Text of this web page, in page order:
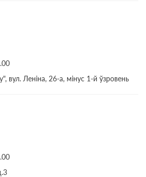
вул. Леніна, 26-а, мінус 1-й ўзровень